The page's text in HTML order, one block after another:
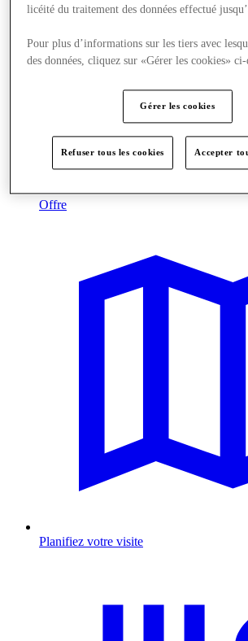
Offre
Planifiez votre visite
licéité du traitement des données effectué
Pour plus d’informations sur les tiers avec
des données, cliquez sur «Gérer les cookies» ci-
Gérer les cookies
Refuser tous les cookies Accepter